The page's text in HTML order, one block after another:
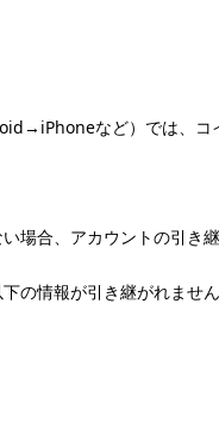
など）では、コ
場合、アカウントの引き
の情報が引き継がれません